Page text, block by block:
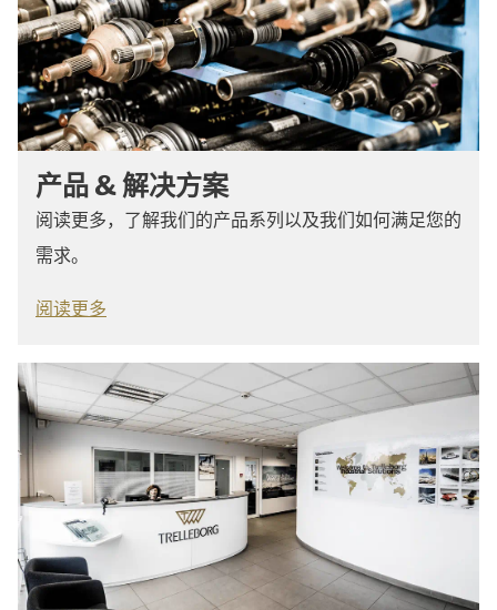
产品 & 解决方案
阅读更多，了解我们的产品系列以及我们如何满足您的
需求。
阅读更多